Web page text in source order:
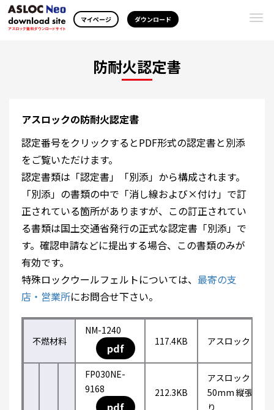
マイページ ダウンロード
防耐火認定書
アスロックの防耐火認定書
認定番号をクリックするとPDF形式の認定書と別添
をご覧いただけます。
認定書類は「認定書」「別添」から構成されます。
「別添」の書類の中で「消し線および×付け」で訂
正されている箇所がありますが、この訂正されてい
る書類は国土交通省発行の正式な認定書「別添」で
す。確認申請などに提出する場合、この書類のみが
有効です。
特殊ロックウールフェルトについては、 最寄の支
店・営業所にお問合せ下さい。
不燃材料
NM-1240
pdf 117.4KB アスロック
FP030NE-
9168
pdf
212.3KB
アスロック
50mm 縦張
り